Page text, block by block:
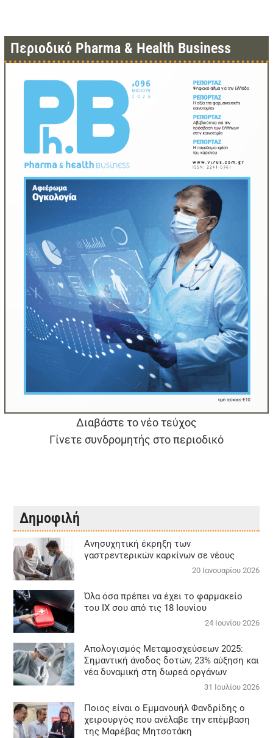
Περιοδικό Pharma & Health Business
Διαβάστε το νέο τεύχος
Γίνετε συνδρομητής στο περιοδικό
Δημοφιλή
Aνησυχητική έκρηξη των
γαστρεντερικών καρκίνων σε νέους
20 Ιανουαρίου 2026
Όλα όσα πρέπει να έχει το φαρμακείο
του ΙΧ σου από τις 18 Ιουνίου
24 Ιουνίου 2026
Απολογισμός Μεταμοσχεύσεων 2025:
Σημαντική άνοδος δοτών, 23% αύξηση και
νέα δυναμική στη δωρεά οργάνων
31 Ιουλίου 2026
Ποιος είναι ο Εμμανουήλ Φανδρίδης ο
χειρουργός που ανέλαβε την επέμβαση
της Μαρέβας Μητσοτάκη